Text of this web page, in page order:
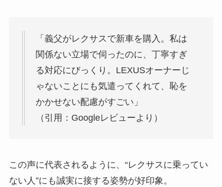
「義父がレクサスで新車を購入。私は
関係ない立場で伺ったのに、丁寧すぎ
る対応にびっくり。LEXUSオーナーじ
ゃないことにも気遣ってくれて、恥を
かかせない配慮がすごい」
（引用：Googleレビューより）
この声に代表されるように、“レクサスに乗ってい
ない人”にも誠実に接する姿勢が好印象。